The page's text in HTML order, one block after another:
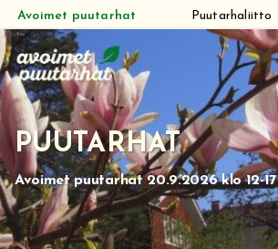
Siirry
suoraan
sisältöön
Avoimet puutarhat Puutarhaliitto
PUUTARHAT
Avoimet puutarhat 20.9.2026 klo 12-17